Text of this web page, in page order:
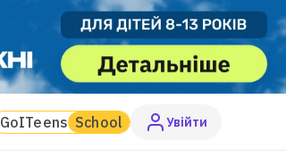
GoITeens School Увiйти